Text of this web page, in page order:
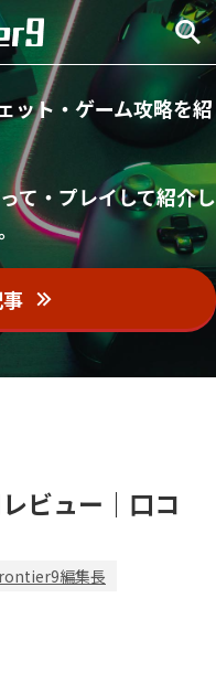
ト・ゲーム攻略を紹
て・プレイして紹介し
ビュー｜口コ
編集長